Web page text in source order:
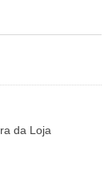
da Loja